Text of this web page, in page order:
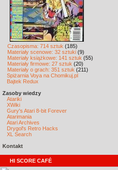
Czasopisma: 714 sztuk (185)
Materiały scenowe: 32 sztuki (9)
Materiały książkowe: 141 sztuk (55)
Materiały firmowe: 27 sztuk (20)
Materiały o grach: 351 sztuk (211)
Spiżarnia Voya na Chomikuj.pl
Bajtek Redux
Zasoby wiedzy
Atariki
XWiki
Gury's Atari 8-bit Forever
Atarimania
Atari Archives
Drygol's Retro Hacks
XL Search
Kontakt
HI SCORE CAFÉ